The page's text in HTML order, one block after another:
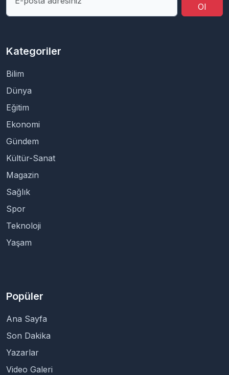
Ol
Kategoriler
Bilim
Dünya
Eğitim
Ekonomi
Gündem
Kültür-Sanat
Magazin
Sağlık
Spor
Teknoloji
Yaşam
Popüler
Ana Sayfa
Son Dakika
Yazarlar
Video Galeri